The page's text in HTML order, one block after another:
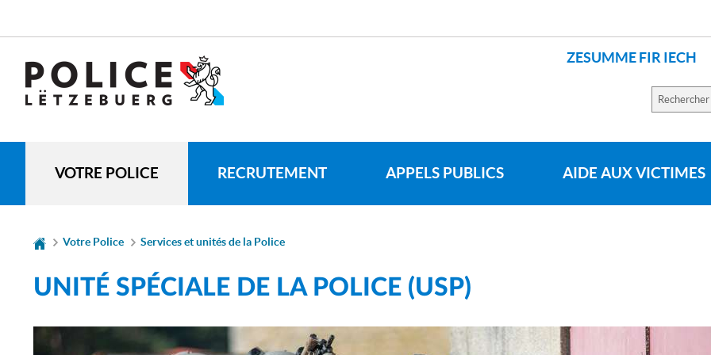
navigation
ZESUMME FIR IECH
DE
LANGUE
VOTRE POLICE RECRUTEMENT APPELS PUBLICS AIDE AUX VICTIMES
sur
site
Votre Police Services et unités de la Police
UNITÉ SPÉCIALE DE LA POLICE (USP)